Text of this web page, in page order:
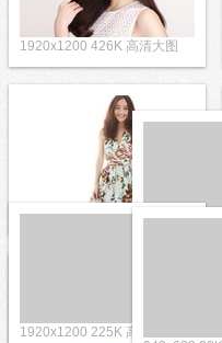
1920x1200 426K 高清大图
1920x1200 229K 高清大图